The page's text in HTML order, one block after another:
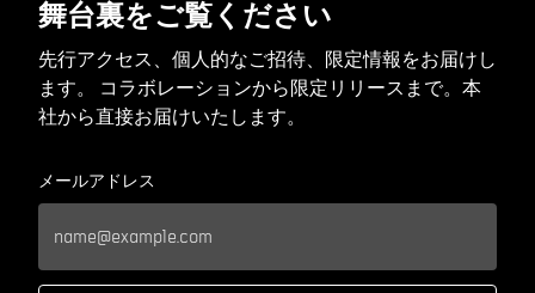
舞台裏をご覧ください
先行アクセス、個人的なご招待、限定情報をお届けし
ます。 コラボレーションから限定リリースまで。本
社から直接お届けいたします。
メールアドレス